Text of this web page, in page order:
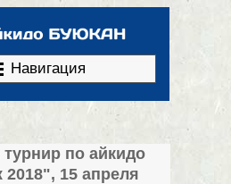
Навигация
по айкидо
15 апреля